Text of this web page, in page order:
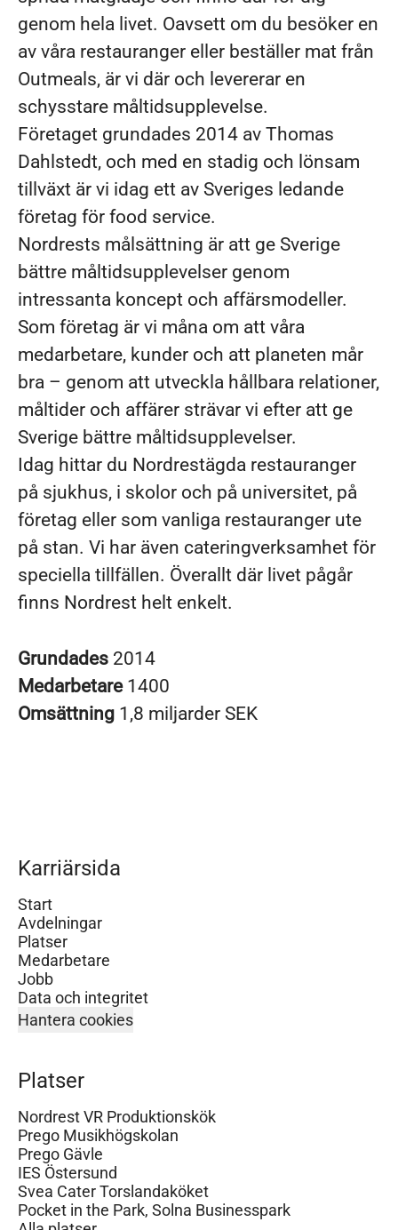
genom hela livet. Oavsett om du besöker en
av våra restauranger eller beställer mat från
Outmeals, är vi där och levererar en
schysstare måltidsupplevelse.
Företaget grundades 2014 av Thomas
Dahlstedt, och med en stadig och lönsam
tillväxt är vi idag ett av Sveriges ledande
företag för food service.
Nordrests målsättning är att ge Sverige
bättre måltidsupplevelser genom
intressanta koncept och affärsmodeller.
Som företag är vi måna om att våra
medarbetare, kunder och att planeten mår
bra – genom att utveckla hållbara relationer,
måltider och affärer strävar vi efter att ge
Sverige bättre måltidsupplevelser.
Idag hittar du Nordrestägda restauranger
på sjukhus, i skolor och på universitet, på
företag eller som vanliga restauranger ute
på stan. Vi har även cateringverksamhet för
speciella tillfällen. Överallt där livet pågår
finns Nordrest helt enkelt.
Grundades 2014
Medarbetare 1400
Omsättning 1,8 miljarder SEK
Karriärsida
Start
Avdelningar
Platser
Medarbetare
Jobb
Data och integritet
Hantera cookies
Platser
Nordrest VR Produktionskök
Prego Musikhögskolan
Prego Gävle
IES Östersund
Svea Cater Torslandaköket
Pocket in the Park, Solna Businesspark